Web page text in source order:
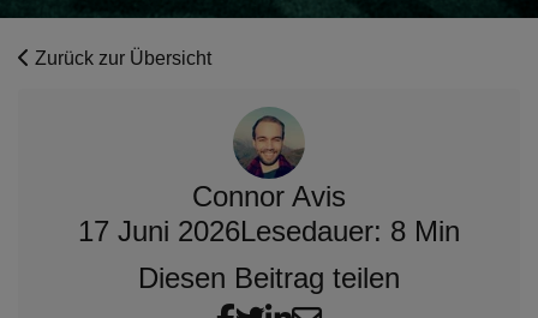
Zurück zur Übersicht
Connor Avis
17 Juni 2026Lesedauer: 8 Min
Diesen Beitrag teilen